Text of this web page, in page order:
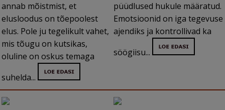
annab mõistmist, et
elusloodus on tõepoolest
elus. Pole ju tegelikult vahet,
mis tõugu on kutsikas,
oluline on oskus temaga
suhelda...
püüdlused hukule määratud.
Emotsioonid on iga tegevuse
ajendiks ja kontrollivad ka
söögiisu...